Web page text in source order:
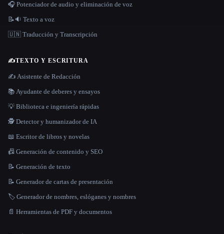
🎧 Potenciador de audio y eliminación de voz
📝🔉 Texto a voz
🇺🇳 Traducción y Transcripción
✍️TEXTO Y ESCRITURA
✍️ Asistente de Redacción
📚 Ayudante de deberes y ensayos
💡 Biblioteca e ingeniería rápidas
🕵️ Detector y humanizador de IA
📖 Escritor de libros y novelas
📠 Generación de contenido y SEO
📝 Generación de texto
📝 Generador de cartas de presentación
🏷️ Generador de nombres, eslóganes y nombres
📄 Herramientas de PDF y documentos